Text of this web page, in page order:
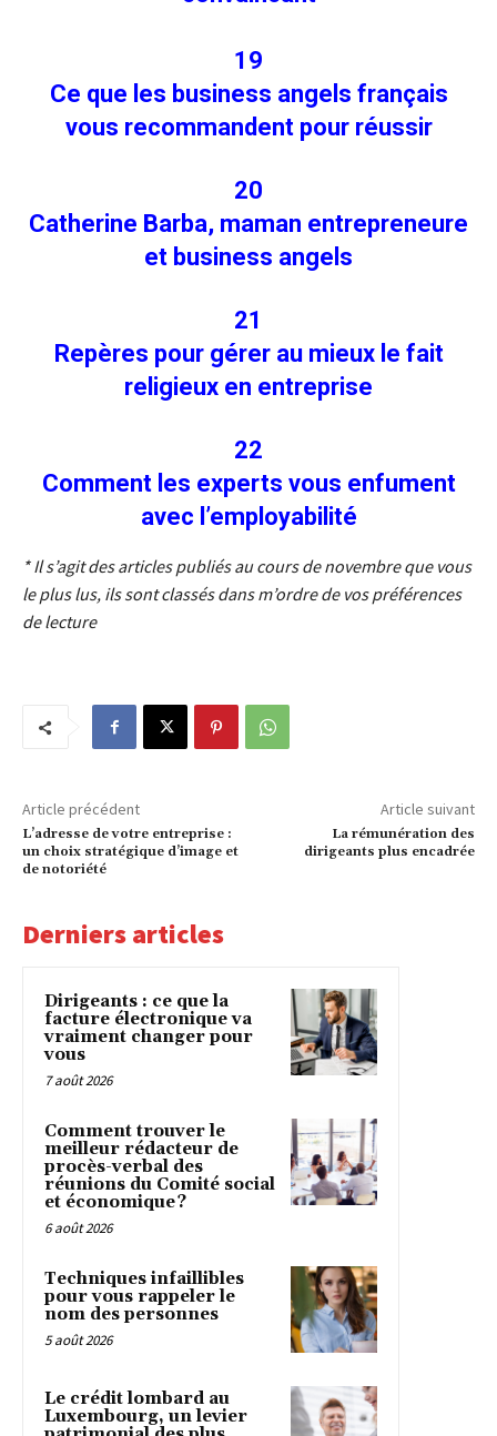
19
Ce que les business angels français
vous recommandent pour réussir
20
Catherine Barba, maman entrepreneure
et business angels
21
Repères pour gérer au mieux le fait
religieux en entreprise
22
Comment les experts vous enfument
avec l’employabilité
* Il s’agit des articles publiés au cours de novembre que vous
le plus lus, ils sont classés dans m’ordre de vos préférences
de lecture
Article précédent
L’adresse de votre entreprise :
un choix stratégique d’image et
de notoriété
Article suivant
La rémunération des
dirigeants plus encadrée
Derniers articles
Dirigeants : ce que la
facture électronique va
vraiment changer pour
vous
7 août 2026
Comment trouver le
meilleur rédacteur de
procès-verbal des
réunions du Comité social
et économique ?
6 août 2026
Techniques infaillibles
pour vous rappeler le
nom des personnes
5 août 2026
Le crédit lombard au
Luxembourg, un levier